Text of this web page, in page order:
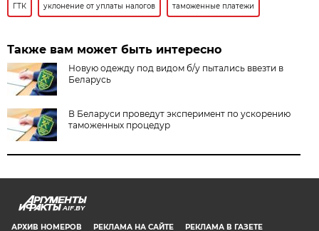
ГТК уклонение от уплаты налогов таможенные платежи
Также вам может быть интересно
Новую одежду под видом б/у пытались ввезти в
Беларусь
В Беларуси проведут эксперимент по ускорению
таможенных процедур
AIF.BY
АРХИВ НОМЕРОВ РЕКЛАМА НА САЙТЕ РЕКЛАМА В ГАЗЕТЕ